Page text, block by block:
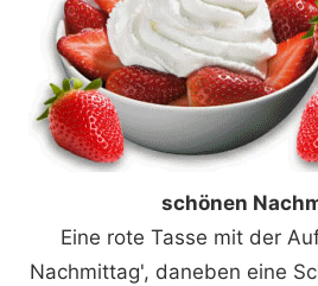
schönen
Eine rote Tasse mit der
Nachmittag', daneben eine